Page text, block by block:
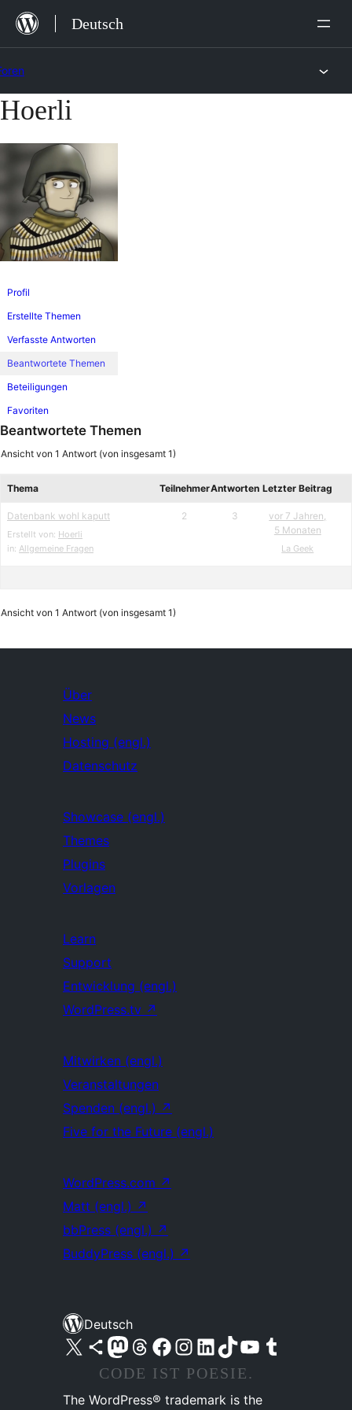
Zum
Inhalt
Deutsch
Zum
springen
Hoerli
Profil
Erstellte Themen
Verfasste Antworten
Beantwortete Themen
Beteiligungen
Favoriten
Beantwortete Themen
Ansicht von 1 Antwort (von insgesamt 1)
Thema TeilnehmerAntworten Letzter Beitrag
Datenbank wohl kaputt
Erstellt von: Hoerli
in: Allgemeine Fragen
2 3
vor 7 Jahren,
5 Monaten
La Geek
Ansicht von 1 Antwort (von insgesamt 1)
Über
News
Hosting (engl.)
Datenschutz
Showcase (engl.)
Themes
Plugins
Vorlagen
Learn
Support
Entwicklung (engl.)
WordPress.tv ↗
Mitwirken (engl.)
Veranstaltungen
Spenden (engl.) ↗
Five for the Future (engl.)
WordPress.com ↗
Matt (engl.) ↗
bbPress (engl.) ↗
BuddyPress (engl.) ↗
Deutsch
Unser X-Konto (früher Twitter) besuchen
Unser Bluesky-Konto besuchen
Unser Mastodon-Konto besuchen
Unser Threads-Konto besuchen
Unsere Facebook-Seite besuchen
Unser Instagram-Konto besuchen
Unser LinkedIn-Konto besuchen
Unser TikTok-Konto besuchen
Unseren YouTube-Kanal besuchen
Unser Tumblr-Konto besuchen
CODE IST POESIE.
The WordPress® trademark is the